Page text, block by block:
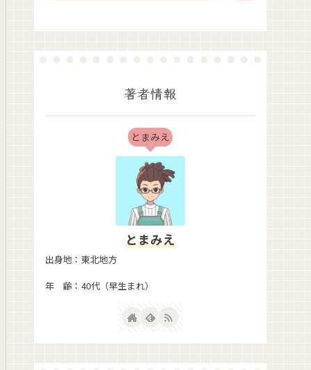
著者情報
とまみえ
とまみえ
出身地：東北地方
年 齢：40代（早生まれ）